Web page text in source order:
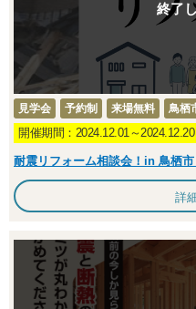
終了
見学会 予約制 来場無料 鳥栖
開催期間：2024.12.01～2024.12.20
耐震リフォーム相談会！in 鳥栖
詳